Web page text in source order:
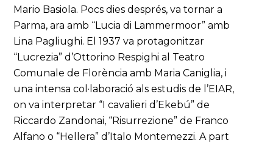
Mario Basiola. Pocs dies després, va tornar a
Parma, ara amb “Lucia di Lammermoor” amb
Lina Pagliughi. El 1937 va protagonitzar
“Lucrezia” d’Ottorino Respighi al Teatro
Comunale de Florència amb Maria Caniglia, i
una intensa col·laboració als estudis de l’EIAR,
on va interpretar “I cavalieri d’Ekebú” de
Riccardo Zandonai, “Risurrezione” de Franco
Alfano o “Hellera” d’Italo Montemezzi. A part